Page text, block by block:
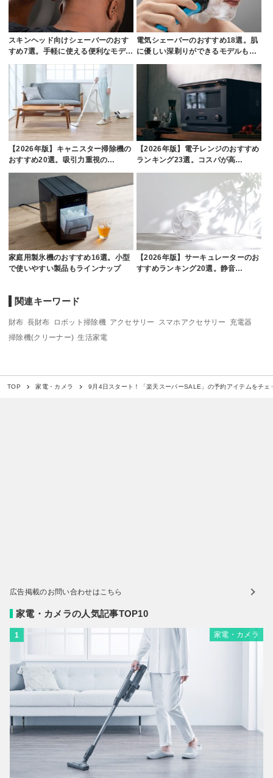
スキンヘッド向けシェーバーのおす
すめ7選。手軽に使える便利なモデ…
電気シェーバーのおすすめ18選。肌
に優しい深剃りができるモデルも…
【2026年版】キャニスター掃除機の
おすすめ20選。吸引力重視の…
【2026年版】電子レンジのおすすめ
ランキング23選。コスパが高…
家庭用製氷機のおすすめ16選。小型
で使いやすい製品もラインナップ
【2026年版】サーキュレーターのお
すすめランキング20選。静音…
関連キーワード
財布 長財布 ロボット掃除機 アクセサリー スマホアクセサリー
充電器
掃除機(クリーナー) 生活家電
TOP 家電・カメラ 9月4日スタート！「楽天スーパーSALE」の予約アイテムをチェ
広告掲載のお問い合わせはこちら
家電・カメラの人気記事TOP10
1 家電・カメラ